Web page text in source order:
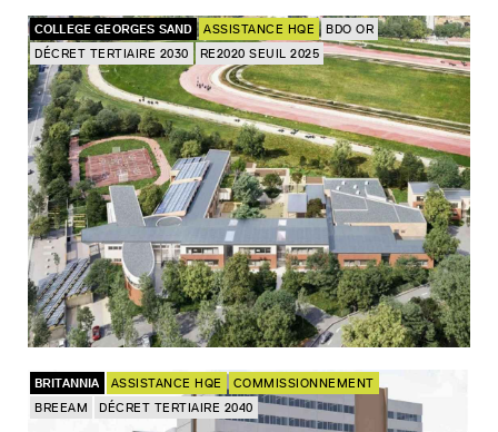
COLLEGE GEORGES SAND ASSISTANCE HQE
BDO OR
DÉCRET TERTIAIRE 2030
RE2020 SEUIL 2025
BRITANNIA ASSISTANCE HQE
COMMISSIONNEMENT
BREEAM
DÉCRET TERTIAIRE 2040